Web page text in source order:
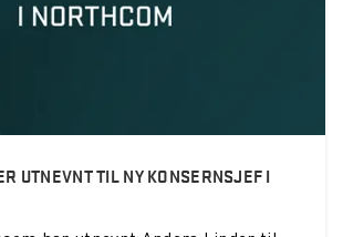
UTNEVNT TIL NY KONSERNSJEF I